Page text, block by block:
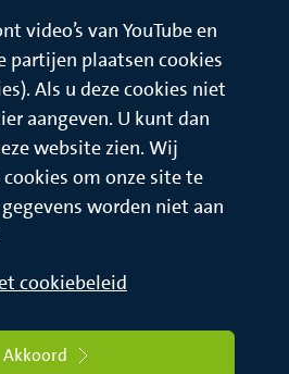
video’s van YouTube en
partijen plaatsen cookies
Als u deze cookies niet
aangeven. U kunt dan
website zien. Wij
om onze site te
worden niet aan
cookiebeleid
Akkoord